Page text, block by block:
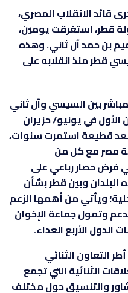
أيلول 2022، أجرى قائد الانقلاب المصري،
قطر، استغرقت يومين،
بن حمد آل ثاني. وهذه
قطر منذ انقلابه على
بين السيسي وآل ثاني
في يونيو/ حزيران
بعد قطيعة استمرت سنوات،
مصر مع كل من
فرض حصار رباعي على
البلدان وبين قطر بشأن
ويأتي من أهمها الزعم
وتمول جماعة الإخوان
الدول الأربع العداء.
التعاون الثنائي
الثنائية التي تجمع
والتنسيق حول مختلف